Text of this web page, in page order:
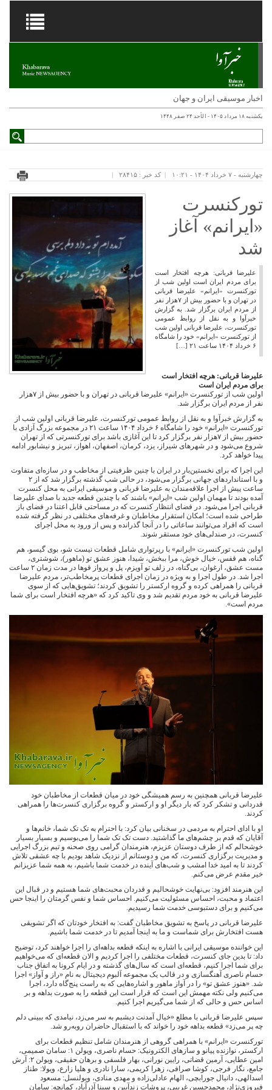
اخبار موسیقی ایران و جهان
یکشنبه ۱۸ مرداد ۱۴۰۵ - الأحد ۲۴ صفر ۱۴۴۸
چهارشنبه - ۷ خرداد ۱۴۰۴ - ۱۰:۲۱ کد خبر : ۲۸۴۱۵
تورکنسرت
«ایرانم» آغاز
شد
علیرضا قربانی: هرچه افتخار است
برای مردم ایران است اولین شب از
تورکنسرت «ایرانم» علیرضا قربانی
در تهران و با حضور بیش از ۷هزار نفر
از مردم ایران برگزار شد. به گزارش
خبرآوا و به نقل از روابط عمومی
تورکنسرت، علیرضا قربانی اولین شب
از تورکنسرت «ایرانم» خود را شامگاه
۶ خرداد ۱۴۰۴ ساعت ۲۱ […]
علیرضا قربانی: هرچه افتخار است
برای مردم ایران است
اولین شب از تورکنسرت «ایرانم» علیرضا قربانی در تهران و با حضور بیش از ۷هزار
نفر از مردم ایران برگزار شد.
به گزارش خبرآوا و به نقل از روابط عمومی تورکنسرت، علیرضا قربانی اولین شب از
تورکنسرت «ایرانم» خود را شامگاه ۶ خرداد ۱۴۰۴ ساعت ۲۱ در مجموعه بزرگ آزادی با
حضور بیش از ۷هزار نفر برگزار کرد تا این آغازی باشد برای تورکنسرتی که از تهران
شروع می‌شود و در شهرهای شیراز، یزد، کرمان، اصفهان، اهواز، تبریز و نیشابور ادامه
پیدا خواهد کرد.
این اجرا که برای نخستین‌بار در ایران با چنین ظرفیتی از مخاطب و در سازه‌ای متفاوت
و با استانداردهای جهانی برگزار می‌شود، در حالی شب گذشته برگزار شد که از ۲
ساعت پیش از اجرا علاقه‌مندان به علیرضا قربانی و موسیقی ایرانی به محل کنسرت
آمده بودند تا مهمان اولین شب «ایرانم» باشند که با چندین قطعه جدید با صدای علیرضا
قربانی اجرا می‌شود. در فضای انتظار کنسرت که در مساحتی قابل اعتنا در فضای باز
طراحی شده است؛ امکان استقرار مخاطبان و غرفه‌های مختلفی در نظر گرفته شده
است که افراد می‌توانند ساعاتی را در آنجا گذرانده و پس از ورود به محل اجرای
کنسرت، در صندلی‌های خود مستقر شوند.
اولین شب تورکنسرت «ایرانم» با رپرتواری شامل قطعات نیست شو، بوی گیسو، هم
گناه، هم قفس، خیال خوش، مرا ببخش، شیدا، هنوز عشق تو (ماهور)، شوشتری،
مست عشق، ارغوان، بی‌گناه، در زلف تو آویزم، پل و پرواز قوها در مدت زمان ۲ ساعت
اجرا شد. در طول اجرا و به ویژه در زمان اجرای قطعات پرمخاطب‌تر، مردم علیرضا
قربانی را همراهی کرده و گروه ارکستر را تشویق کردند؛ تشویق‌هایی که از سوی
علیرضا قربانی به خود مردم تقدیم شد و وی تاکید کرد که «هرچه افتخار است برای شما
مردم است».
علیرضا قربانی همچنین به رسم همیشگی خود در میان قطعات از مخاطبان خود
قدردانی و تشکر کرد که بار دیگر او و ارکستر و گروه برگزاری کنسرت‌ها را همراهی
کردند.
او با ادای احترام به مردمی در سخنانی بیان کرد: با احترام به تک تک شما، خانم‌ها و
آقایان که قدم بر چشم‌های ما گذاشتید. دست تک تک شما را می‌بوسیم و بسیار بسیار
خوشحالم که از طرف دوستان عزیزم، هنرمندان گرامی روی صحنه و تیم بزرگ اجرایی
و مدیریت برگزاری کنسرت، که من و دوستانم از نزدیک شاهد بودیم با چه عشقی تلاش
کردند تا به امید خدا امشب و شب‌های آینده در خدمت شما باشیم، به همه شما عزیزانم
خیر مقدم عرض می‌کنم.
این هنرمند افزود: بی‌نهایت خوشحالیم و قدردان محبت‌های شما هستیم و در قبال این
اعتماد و محبت، احساس مسئولیت می‌کنیم. احساس شما و نفس گرمتان را اینجا حس
می‌کنیم و برای دستبوسی خدمت شما رسیدیم.
علیرضا قربانی در پاسخ به تشویق مخاطبان گفت: به افتخار خودتان که اگر تشویقی
هست افتخارش برای شماست و ما به اینجا آمدیم تا در خدمت شما باشیم.
این خواننده موسیقی ایرانی با اشاره به اینکه قطعه بداهه‌ای را اجرا خواهند کرد، توضیح
داد: تا بدین جای کنسرت، قطعات مختلفی را اجرا کردیم و الان قطعه‌ای که می‌خواهیم
برای شما اجرا کنیم، قطعه‌ای است که سال‌های گذشته و در ایام کرونا به اتفاق جناب
حسام ناصری آهنگسازی و در قالب یک مجموعه آلبوم دیجیتال به نام «راز و آواز» اجرا
شد. «هنوز عشق تو» را در آواز ماهور و اشاره‌هایی که به راست پنج‌گاه دارد، اجرا
می‌کنیم ولی نکته مهمش این است که قرار است این قطعه را به صورت بداهه و بر
اساس حس و حالی که از شما می‌گیریم اجرا کنیم.
سپس علیرضا قربانی با مطلع «خیال آمدنت دیشبم به سر می‌زد، نیامدی که ببینی دلم
چه پر می‌زد» قطعه بداهه خود را خواند که با استقبال حاضران روبه‌رو شد.
تورکنسرت «ایرانم» با همراهی گروهی از هنرمندان شامل تنظیم قطعات برای
ارکستر، نوازنده پیانو و سازهای الکترونیک: حسام ناصری، ویولن ۱: سامان صمیمی،
امین عطایی، آرمین قضاتی، رایین نورانی، بهار فلسفی و برهان حقیقی، ویولن ۲: آرش
جامع، نگار فرجی، کوشا صرافی، زهرا کریمی، سارا نادری و هلیا زارع، ویولا: طناز
اسدالهی، دانیال جورابچی، الهام عادلی‌زاده و مهدی منادی، ویولنسل: مسعود
فیروزی‌نژاد، محمدحسین غریبی، پروشات زندآیین و سینا آذرآباد، کمانچه: سامان